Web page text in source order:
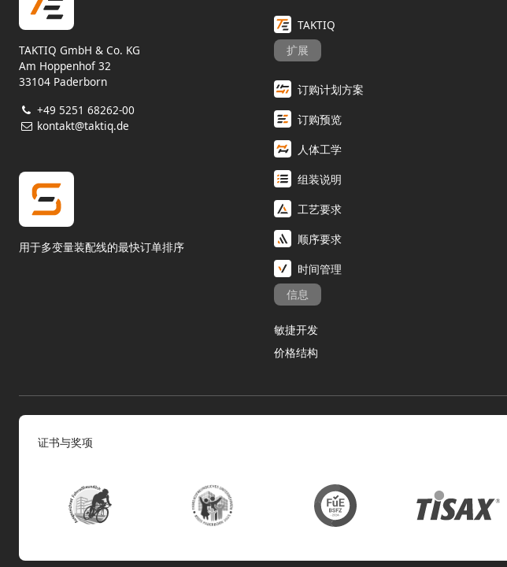
TAKTIQ GmbH & Co. KG
Am Hoppenhof 32
33104 Paderborn
+49 5251 68262-00
kontakt@taktiq.de
用于多变量装配线的最快订单排序
TAKTIQ
扩展
订购计划方案
订购预览
人体工学
组装说明
工艺要求
顺序要求
时间管理
信息
敏捷开发
价格结构
证书与奖项